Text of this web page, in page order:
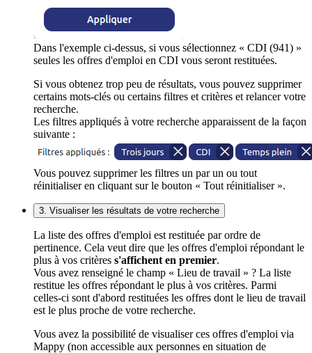
Dans l'exemple ci-dessus, si vous sélectionnez « CDI (941) »
seules les offres d'emploi en CDI vous seront restituées.
Si vous obtenez trop peu de résultats, vous pouvez supprimer
certains mots-clés ou certains filtres et critères et relancer votre
recherche.
Les filtres appliqués à votre recherche apparaissent de la façon
suivante :
Vous pouvez supprimer les filtres un par un ou tout
réinitialiser en cliquant sur le bouton « Tout réinitialiser ».
3. Visualiser les résultats de votre recherche
La liste des offres d'emploi est restituée par ordre de
pertinence. Cela veut dire que les offres d'emploi répondant le
plus à vos critères s'affichent en premier.
Vous avez renseigné le champ « Lieu de travail » ? La liste
restitue les offres répondant le plus à vos critères. Parmi
celles-ci sont d'abord restituées les offres dont le lieu de travail
est le plus proche de votre recherche.
Vous avez la possibilité de visualiser ces offres d'emploi via
Mappy (non accessible aux personnes en situation de